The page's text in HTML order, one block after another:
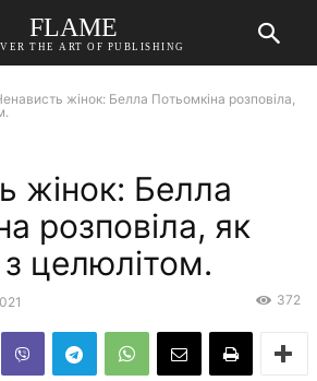
FLAME
THE ART OF PUBLISHING
жінок: Белла Потьомкіна розповіла,
жінок: Белла
розповіла, як
целюлітом.
372